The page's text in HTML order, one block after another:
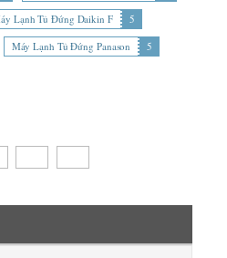
Lạnh Tủ Đứng Daikin F
5
Máy Lạnh Tủ Đứng Panason 5